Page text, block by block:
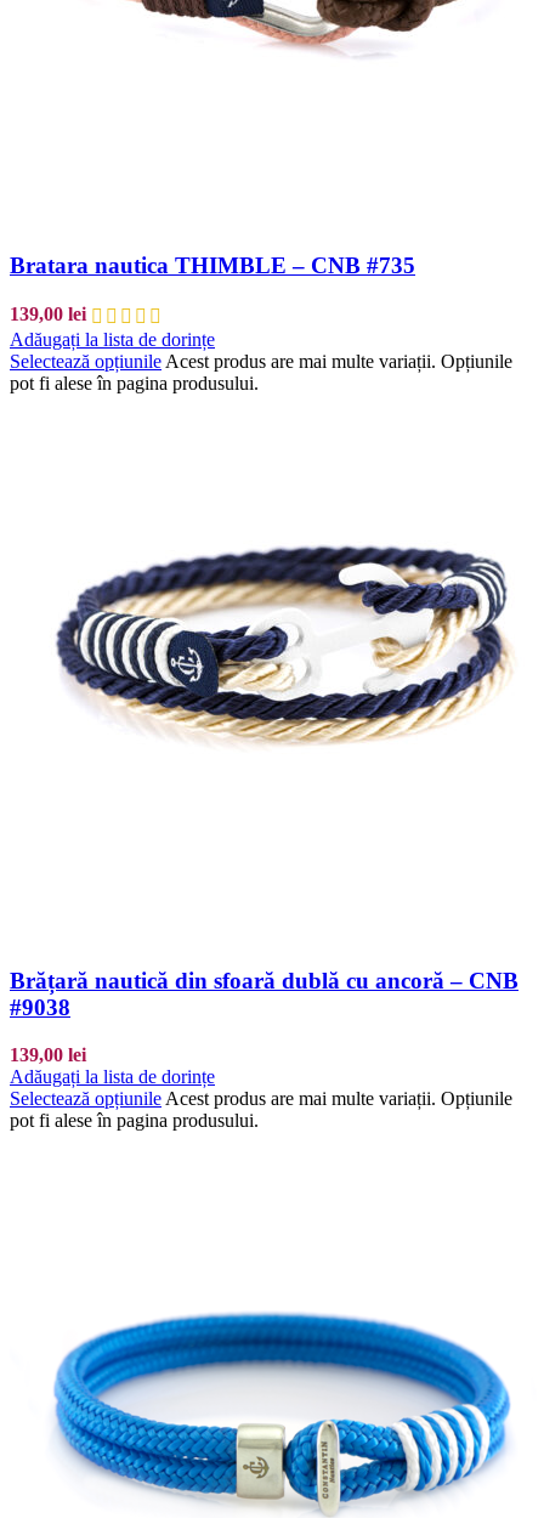
Bratara nautica THIMBLE – CNB #735
139,00 lei
Adăugați la lista de dorințe
Selectează opțiunile Acest produs are mai multe variații. Opțiunile
pot fi alese în pagina produsului.
Brățară nautică din sfoară dublă cu ancoră – CNB
#9038
139,00 lei
Adăugați la lista de dorințe
Selectează opțiunile Acest produs are mai multe variații. Opțiunile
pot fi alese în pagina produsului.